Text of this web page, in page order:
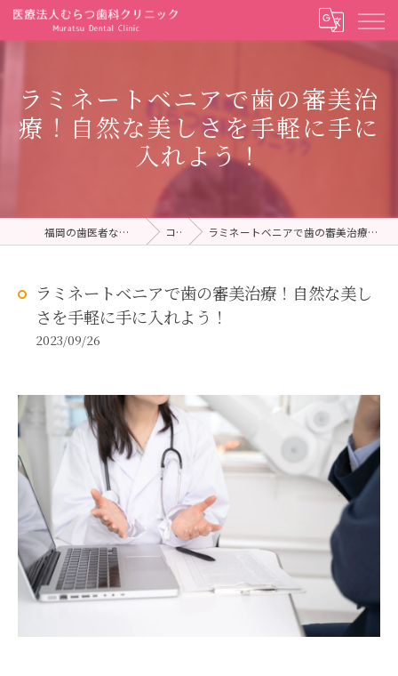
ラミネートベニアで歯の審美治
療！自然な美しさを手軽に手に
入れよう！
福岡の歯医者ならむらつ歯科クリニック コラム ラミネートベニアで歯の審美治療！自然な美しさを手軽に手に入れよう！
ラミネートベニアで歯の審美治療！自然な美し
さを手軽に手に入れよう！
2023/09/26